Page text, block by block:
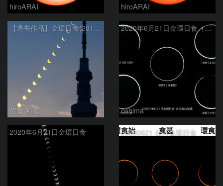
hiroARAI hiroARAI
【過去作品】金環日食(2012年5月21日)の連続写真と東京スカイツリー
佐藤 純哉
2020年6月21日金環日食（拡大）
oshima
2020年6月21日金環日食 20200621 台湾金環日食